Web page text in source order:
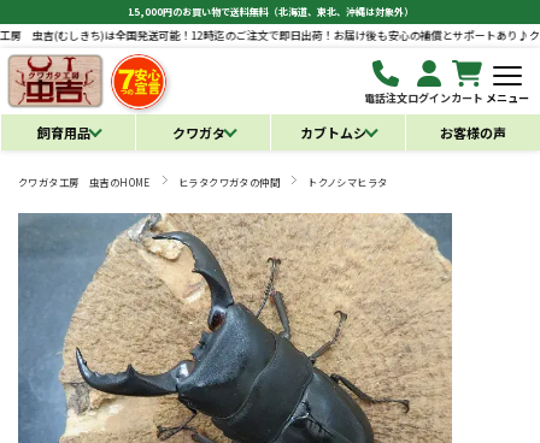
15,000円のお買い物で送料無料（北海道、東北、沖縄は対象外）
クワガタ工房 虫
)は全国発送可能！12時迄のご注文で即日出荷！お届け後も安心の補償とサポートあり♪
電話注文ログインカート メニュー
飼育用品 クワガタ カブトムシ お客様の声
クワガタ工房 虫吉のHOME ヒラタクワガタの仲間 トクノシマヒラタ